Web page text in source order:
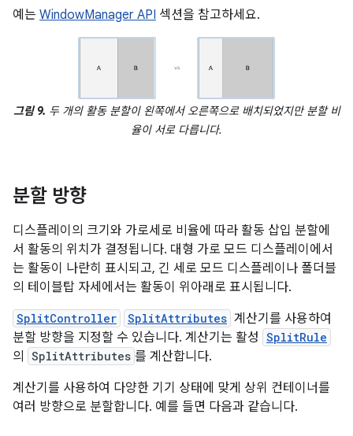
예는 WindowManager API 섹션을 참고하세요.
그림 9. 두 개의 활동 분할이 왼쪽에서 오른쪽으로 배치되었지만 분할 비
율이 서로 다릅니다.
분할 방향
디스플레이의 크기와 가로세로 비율에 따라 활동 삽입 분할에
서 활동의 위치가 결정됩니다. 대형 가로 모드 디스플레이에서
는 활동이 나란히 표시되고, 긴 세로 모드 디스플레이나 폴더블
의 테이블탑 자세에서는 활동이 위아래로 표시됩니다.
SplitController SplitAttributes 계산기를 사용하여
분할 방향을 지정할 수 있습니다. 계산기는 활성 SplitRule
의 SplitAttributes 를 계산합니다.
계산기를 사용하여 다양한 기기 상태에 맞게 상위 컨테이너를
여러 방향으로 분할합니다. 예를 들면 다음과 같습니다.